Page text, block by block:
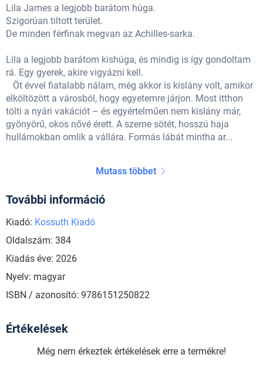
Lila James a legjobb barátom húga.
Szigorúan tiltott terület.
De minden férfinak megvan az Achilles-sarka.
Lila a legjobb barátom kishúga, és mindig is így gondoltam
rá. Egy gyerek, akire vigyázni kell.
Öt évvel fiatalabb nálam, még akkor is kislány volt, amikor
elköltözött a városból, hogy egyetemre járjon. Most itthon
tölti a nyári vakációt – és egyértelműen nem kislány már,
gyönyörű, okos nővé érett. A szeme sötét, hosszú haja
hullámokban omlik a vállára. Formás lábát mintha ar...
Mutass többet
További információ
Kiadó: Kossuth Kiadó
Oldalszám: 384
Kiadás éve: 2026
Nyelv: magyar
ISBN / azonosító: 9786151250822
Értékelések
Még nem érkeztek értékelések erre a termékre!